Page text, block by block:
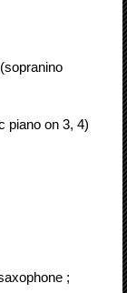
piano on 3, 4)
;